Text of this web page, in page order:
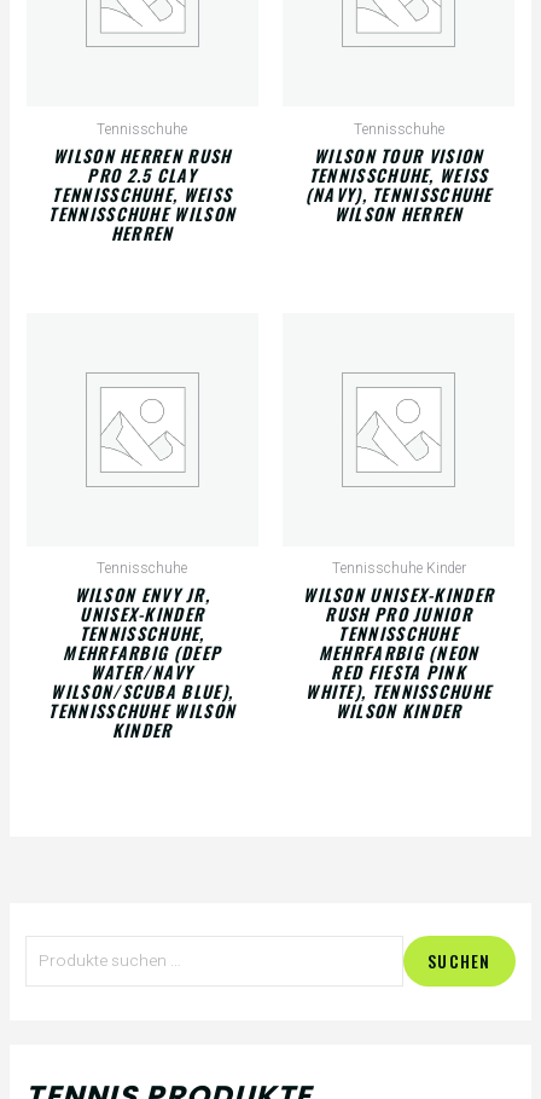
Tennisschuhe
WILSON HERREN RUSH
PRO 2.5 CLAY
TENNISSCHUHE, WEISS T
ENNISSCHUHE WILSON H
ERREN
Tennisschuhe
WILSON TOUR VISION
TENNISSCHUHE, WEISS (
NAVY), TENNISSCHUHE W
ILSON HERREN
Tennisschuhe
WILSON ENVY JR,
UNISEX-KINDER
TENNISSCHUHE,
MEHRFARBIG (DEEP
WATER/NAVY
WILSON/SCUBA BLUE),
TENNISSCHUHE WILSON
KINDER
Tennisschuhe Kinder
WILSON UNISEX-KINDER
RUSH PRO JUNIOR
TENNISSCHUHE
MEHRFARBIG (NEON
RED FIESTA PINK
WHITE), TENNISSCHUHE
WILSON KINDER
SUCHEN